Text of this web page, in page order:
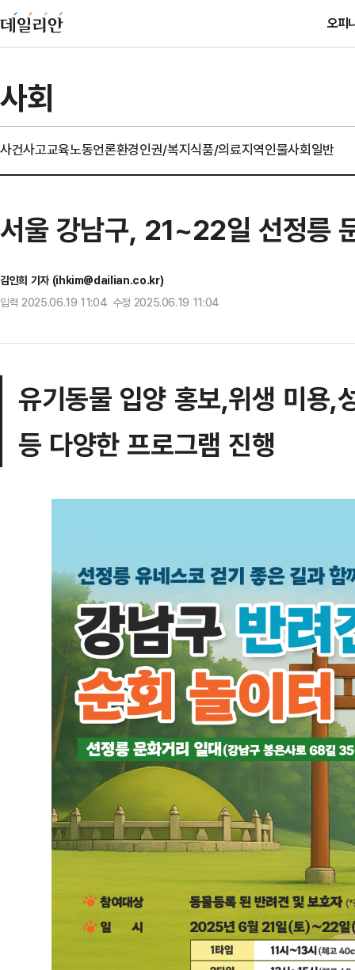
오피
사회
사건사고교육노동언론환경인권/복지식품/의료지역인물사회일반
서울 강남구, 21~22일 선정릉
김인희 기자 (ihkim@dailian.co.kr)
입력 2025.06.19 11:04 수정 2025.06.19 11:04
유기동물 입양 홍보,위생 미용,
등 다양한 프로그램 진행